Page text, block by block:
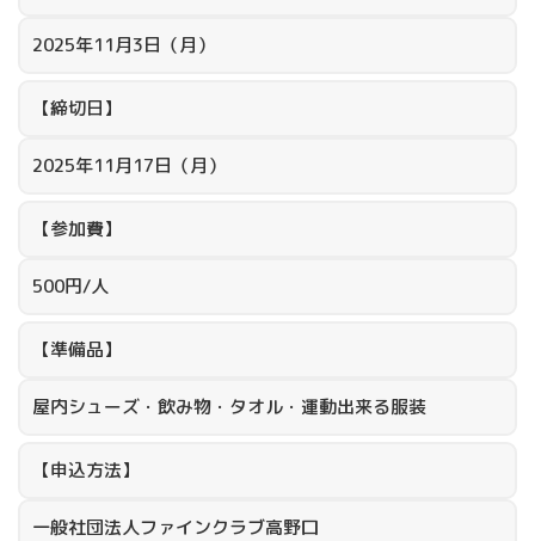
2025年11月3日（月）
【締切日】
2025年11月17日（月）
【参加費】
500円/人
【準備品】
屋内シューズ・飲み物・タオル・運動出来る服装
【申込方法】
一般社団法人ファインクラブ高野口